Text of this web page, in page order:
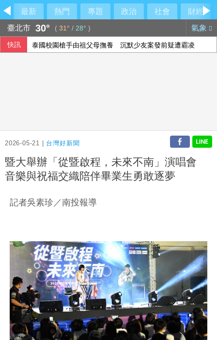
最新 熱門 專題 政治 社會
財經
臺北市 30° ( 31° / 28° ) 氣象
快訊 泰國校園槍手由祖父母撫養 沉默少友案發前疑遭霸凌
2026-05-21 | 台灣好新聞
暨大舉辦「從暨啟程，未來不南」演唱會
音樂與祝福交織陪伴畢業生勇敢逐夢
記者吳素珍／南投報導